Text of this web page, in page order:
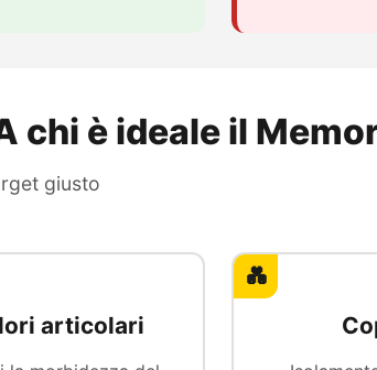
chi è ideale il
giusto
articolari
💑